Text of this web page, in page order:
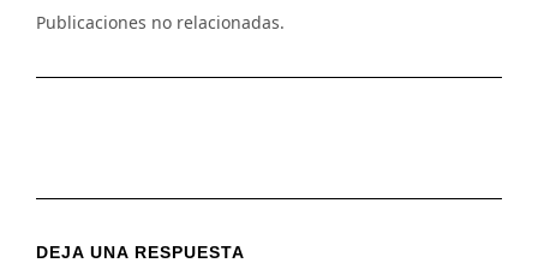
Publicaciones no relacionadas.
DEJA UNA RESPUESTA